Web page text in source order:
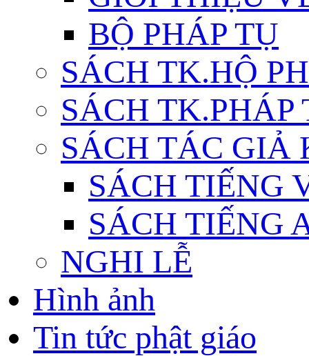
BỘ PHÁP TỤ
SÁCH TK.HỘ
SÁCH TK.PHÁP
SÁCH TÁC GIẢ
SÁCH TIẾNG
SÁCH TIẾNG
NGHI LỄ
Hình ảnh
Tin tức phật giáo